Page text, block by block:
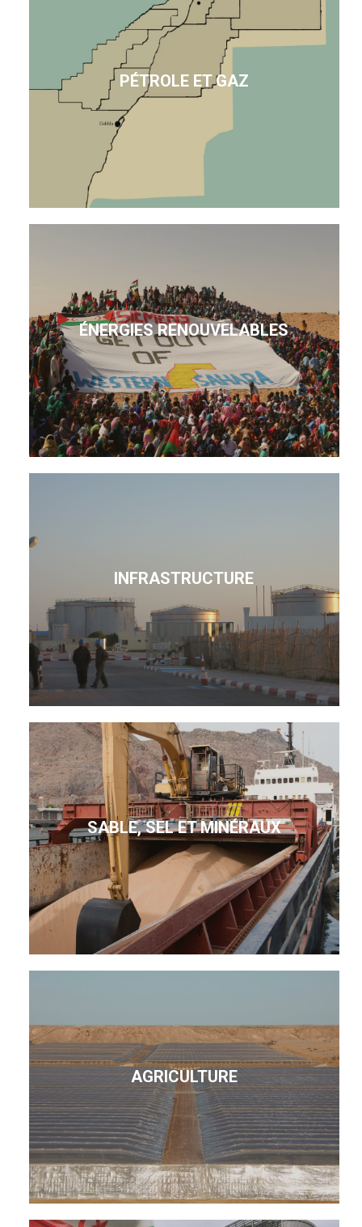
PÉTROLE ET GAZ
ÉNERGIES RENOUVELABLES
INFRASTRUCTURE
SABLE, SEL ET MINÉRAUX
AGRICULTURE